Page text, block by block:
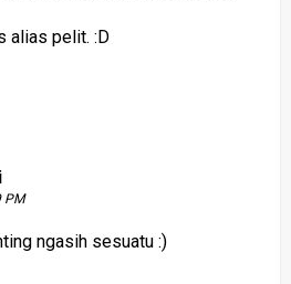
alias pelit. :D
PM
ngasih sesuatu :)